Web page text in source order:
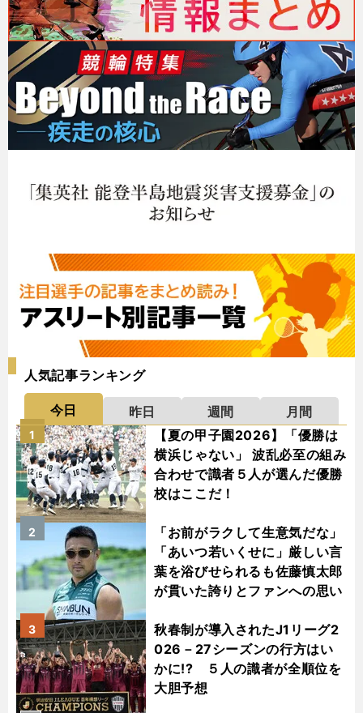
人気記事ランキング
今日 昨日 週間
月間
【夏の甲子園2026】「優勝は
横浜じゃない」 波乱必至の組み
合わせで識者５人が選んだ優勝
校はここだ！
1
「お前がラクして生意気だな」
「あいつ若いくせに」厳しい言
葉を浴びせられるも佐藤慎太郎
が貫いた誇りとファンへの思い
2
秋春制が導入されたJ1リーグ2
026－27シーズンの行方はい
かに!? ５人の識者が全順位を
大胆予想
3